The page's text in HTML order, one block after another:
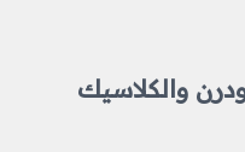
والكلاسيك